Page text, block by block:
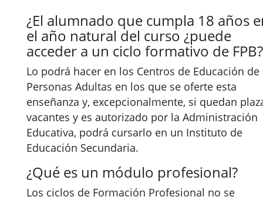
¿El alumnado que cumpla 18 años
el año natural del curso ¿puede
acceder a un ciclo formativo de FPB?
Lo podrá hacer en los Centros de Educación de
Personas Adultas en los que se oferte esta
enseñanza y, excepcionalmente, si quedan
vacantes y es autorizado por la Administración
Educativa, podrá cursarlo en un Instituto de
Educación Secundaria.
¿Qué es un módulo profesional?
Los ciclos de Formación Profesional no se